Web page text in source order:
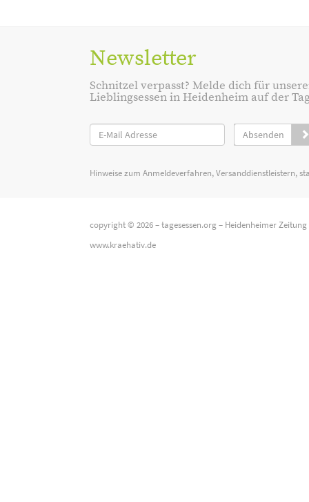
Newsletter
Schnitzel verpasst? Melde dich für
Lieblingsessen in Heidenheim auf der
Absenden
Hinweise zum Anmeldeverfahren, Versanddienstleistern,
copyright © 2026 –tagesessen.org– Heidenheimer Zeitung
www.kraehativ.de